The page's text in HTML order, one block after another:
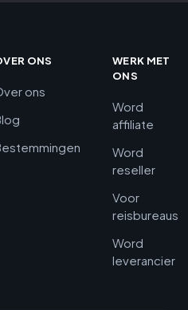
ONS
ons
WERK MET
ONS
Word
affiliate
Word
reseller
Voor
reisbureaus
Word
leverancier